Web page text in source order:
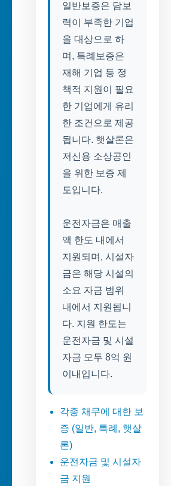
일반보증은 담보
력이 부족한 기업
을 대상으로 하
며, 특례보증은
재해 기업 등 정
책적 지원이 필요
한 기업에게 유리
한 조건으로 제공
됩니다. 햇살론은
저신용 소상공인
을 위한 보증 제
도입니다.
운전자금은 매출
액 한도 내에서
지원되며, 시설자
금은 해당 시설의
소요 자금 범위
내에서 지원됩니
다. 지원 한도는
운전자금 및 시설
자금 모두 8억 원
이내입니다.
각종 채무에 대한 보
증 (일반, 특례, 햇살
론)
운전자금 및 시설자
금 지원